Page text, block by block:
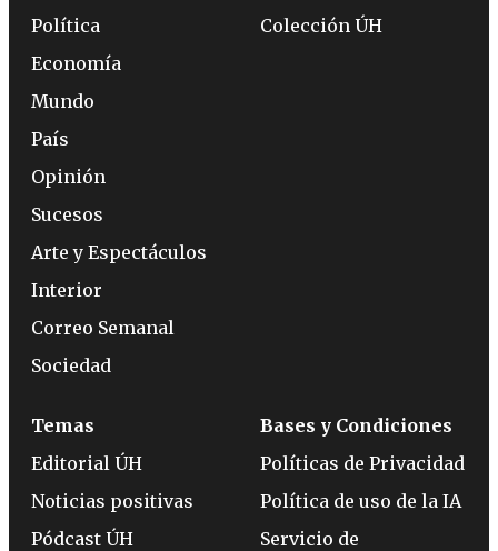
Política
Economía
Mundo
País
Opinión
Sucesos
Arte y Espectáculos
Interior
Correo Semanal
Sociedad
Colección ÚH
Temas
Editorial ÚH
Noticias positivas
Pódcast ÚH
Bases y Condiciones
Políticas de Privacidad
Política de uso de la IA
Servicio de